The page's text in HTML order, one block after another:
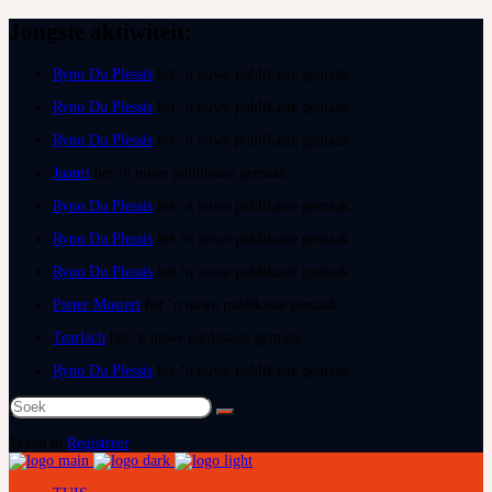
Ryno Du Plessis
Ryno Du Plessis
Ryno Du Plessis
Juanri
Ryno Du Plessis
Ryno Du Plessis
Ryno Du Plessis
Pieter Mostert
Tearlach
Ryno Du Plessis
Soek
na:
Registreer